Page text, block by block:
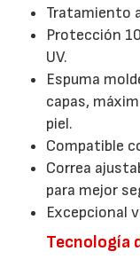
Tratamiento
Protección
UV.
Espuma
capas,
piel.
Compatible
Correa
para mejor
Excepcional
Tecnología